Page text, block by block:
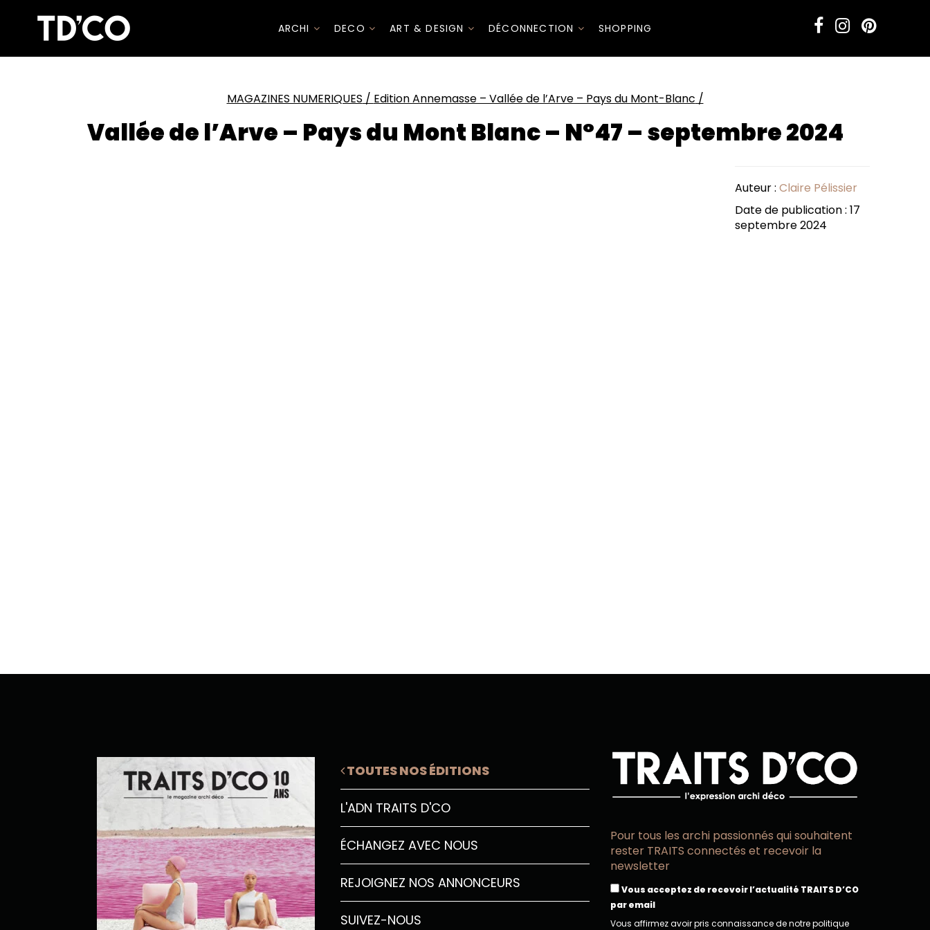
ARCHI DECO ART & DESIGN DÉCONNECTION SHOPPING
MAGAZINES NUMERIQUES / Edition Annemasse – Vallée de l’Arve – Pays du Mont-Blanc /
Vallée de l’Arve – Pays du Mont Blanc – N°47 – septembre 2024
Auteur : Claire Pélissier
Date de publication : 17
septembre 2024
TOUTES NOS ÉDITIONS
L'ADN TRAITS D'CO
ÉCHANGEZ AVEC NOUS
REJOIGNEZ NOS ANNONCEURS
SUIVEZ-NOUS
Pour tous les archi passionnés qui souhaitent
rester TRAITS connectés et recevoir la
newsletter
Vous acceptez de recevoir l’actualité TRAITS D’CO
par email
Vous affirmez avoir pris connaissance de notre politique